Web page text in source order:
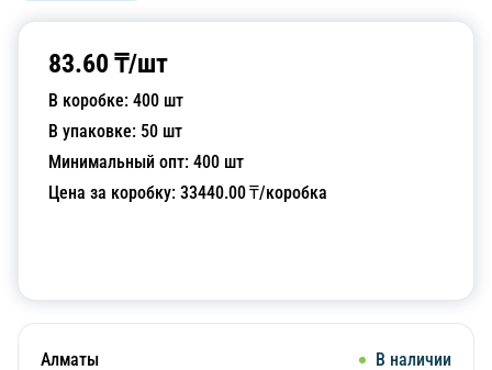
83.60 ₸/шт
В коробке: 400 шт
В упаковке: 50 шт
Минимальный опт: 400 шт
Цена за коробку: 33440.00₸/коробка
Алматы В наличии